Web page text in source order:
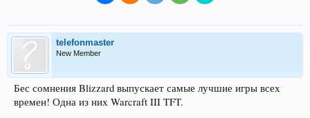
telefonmaster
New Member
Бес сомнения Blizzard выпускает самые лучшие игры всех
времен! Одна из них Warcraft III TFT.